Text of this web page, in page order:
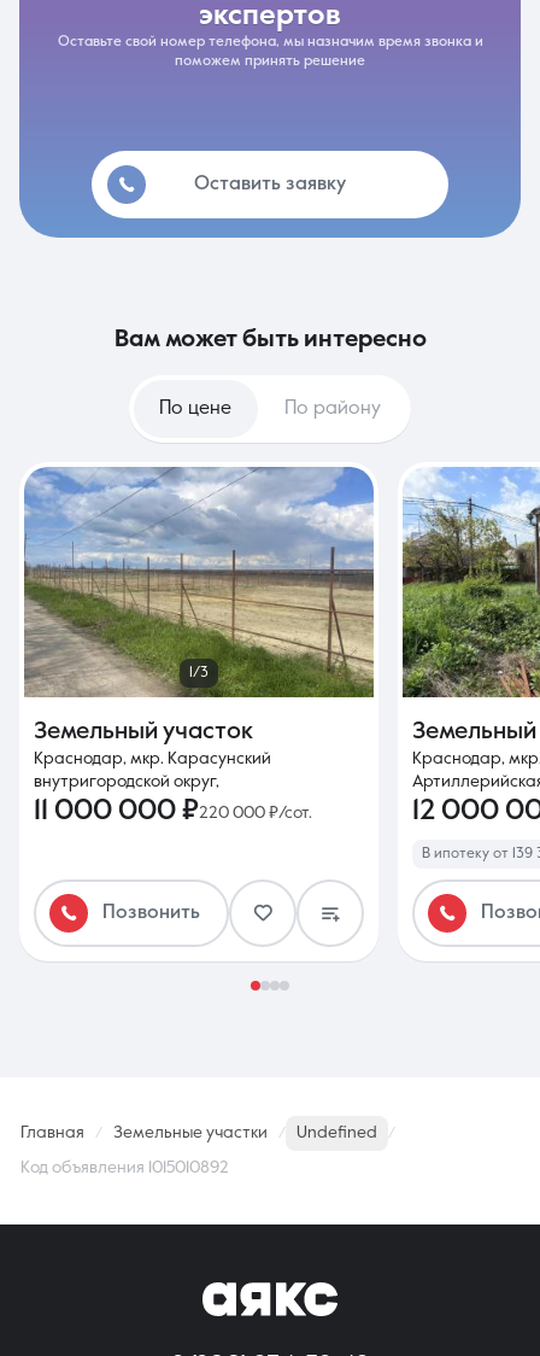
экспертов
Оставьте свой номер телефона, мы назначим время звонка и
поможем принять решение
Оставить заявку
вам может быть интересно
По цене По району
1/3
Земельный участок
Краснодар, мкр. Карасунский
внутригородской округ,
11 000 000 ₽220 000 ₽/сот.
Позвонить
Земельный
Краснодар,
12 000
В ипотеку от 139
Главная Земельные участки Undefined
Код объявления 1015010892